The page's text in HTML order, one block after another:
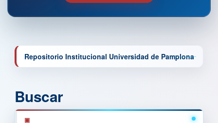
Repositorio Institucional Universidad de Pamplona
Buscar